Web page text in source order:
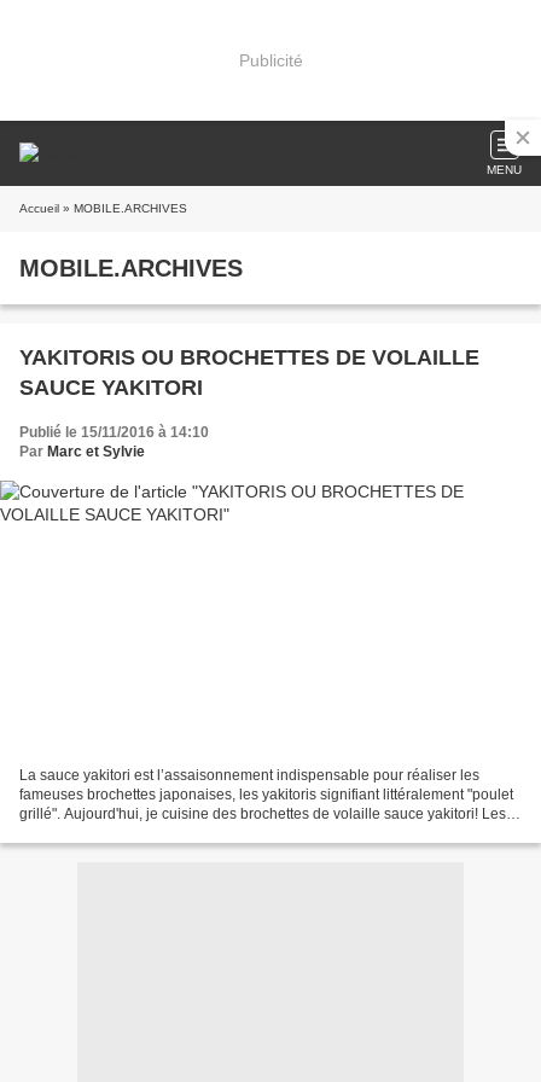
Publicité
MENU
Accueil » MOBILE.ARCHIVES
MOBILE.ARCHIVES
YAKITORIS OU BROCHETTES DE VOLAILLE
SAUCE YAKITORI
Publié le 15/11/2016 à 14:10
Par Marc et Sylvie
La sauce yakitori est l’assaisonnement indispensable pour réaliser les
fameuses brochettes japonaises, les yakitoris signifiant littéralement "poulet
grillé". Aujourd'hui, je cuisine des brochettes de volaille sauce yakitori! Les